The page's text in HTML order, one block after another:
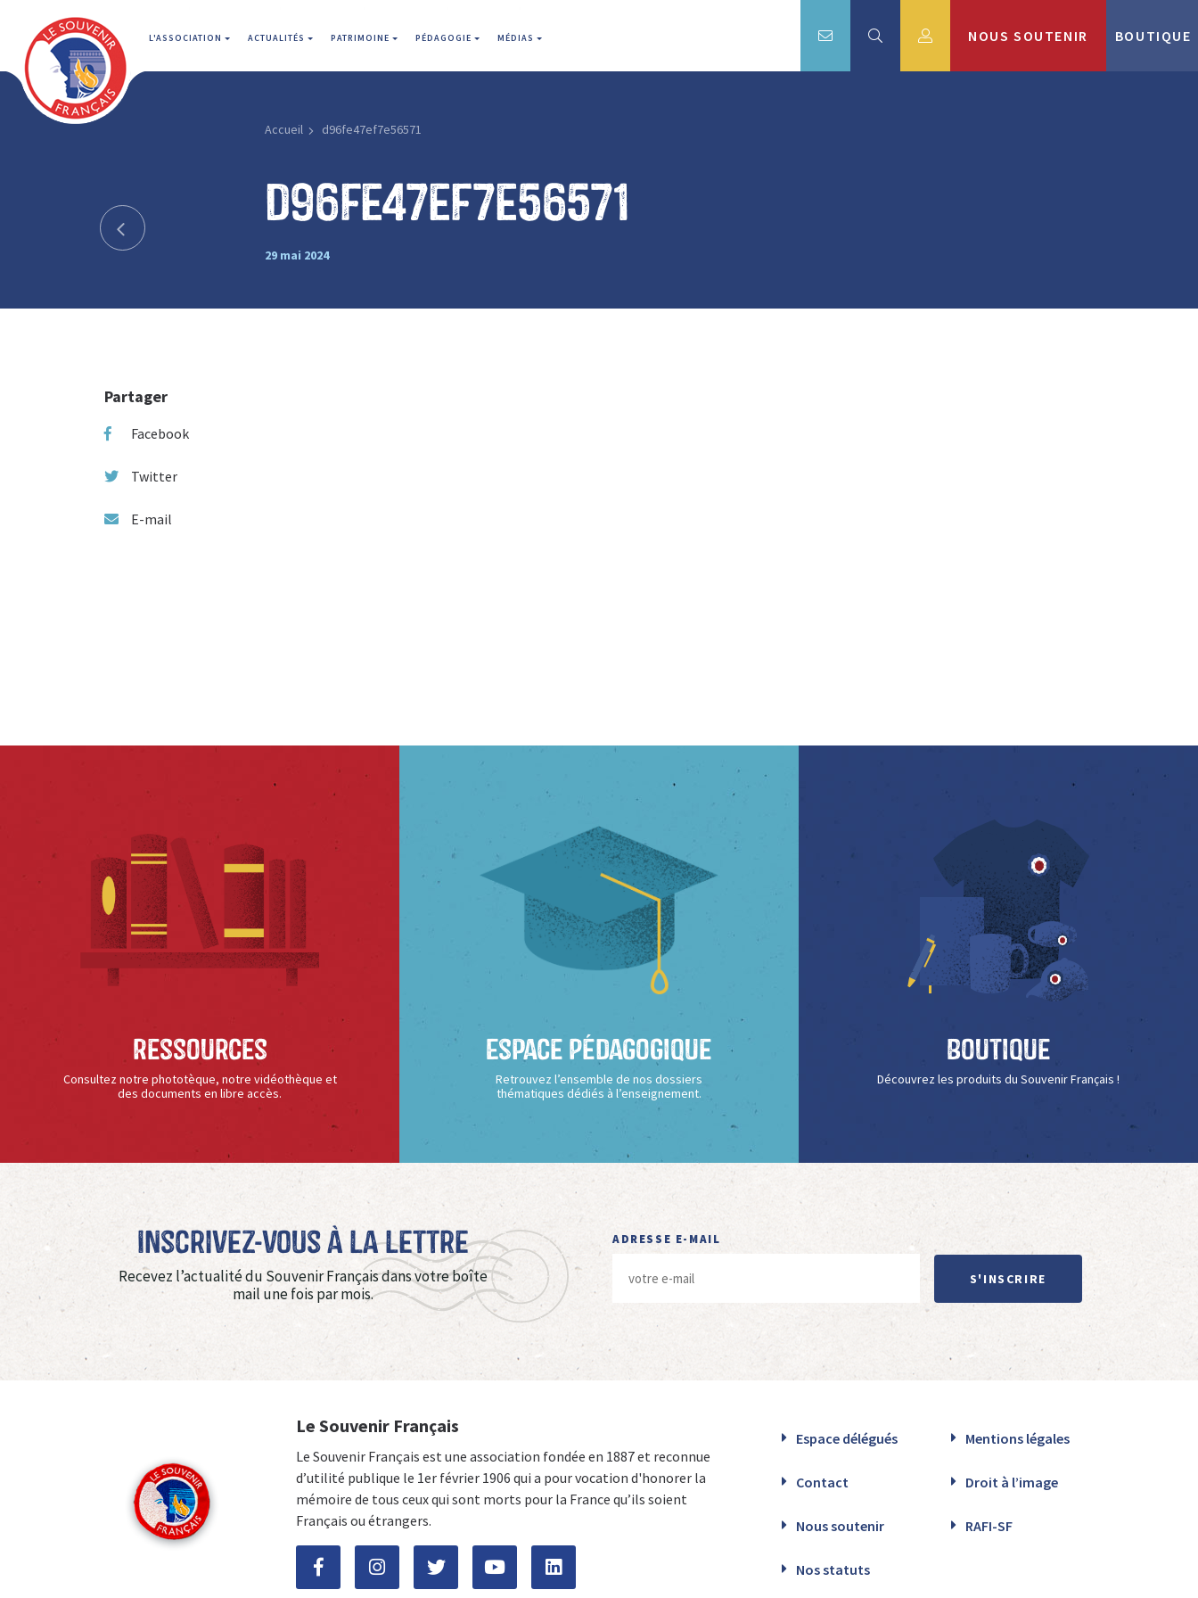
L'ASSOCIATION ACTUALITÉS PATRIMOINE PÉDAGOGIE MÉDIAS NOUS SOUTENIR BOUTIQUE
Accueil d96fe47ef7e56571
d96fe47ef7e56571
29 mai 2024
Partager
Facebook
Twitter
E-mail
Ressources
Consultez notre phototèque, notre vidéothèque et
des documents en libre accès.
Espace Pédagogique
Retrouvez l’ensemble de nos dossiers
thématiques dédiés à l’enseignement.
Boutique
Découvrez les produits du Souvenir Français !
Inscrivez-vous à La Lettre
Recevez l’actualité du Souvenir Français dans votre boîte
mail une fois par mois.
ADRESSE E-MAIL
S'INSCRIRE
Le Souvenir Français
Le Souvenir Français est une association fondée en 1887 et reconnue
d’utilité publique le 1er février 1906 qui a pour vocation d'honorer la
mémoire de tous ceux qui sont morts pour la France qu’ils soient
Français ou étrangers.
Espace délégués Mentions légales
Contact Droit à l’image
Nous soutenir RAFI-SF
Nos statuts